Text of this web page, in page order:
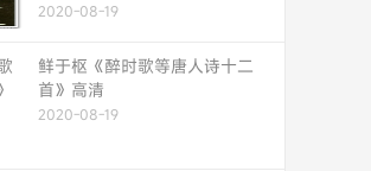
2020-08-19
鲜于枢《醉时歌等唐人诗十二
首》高清
2020-08-19